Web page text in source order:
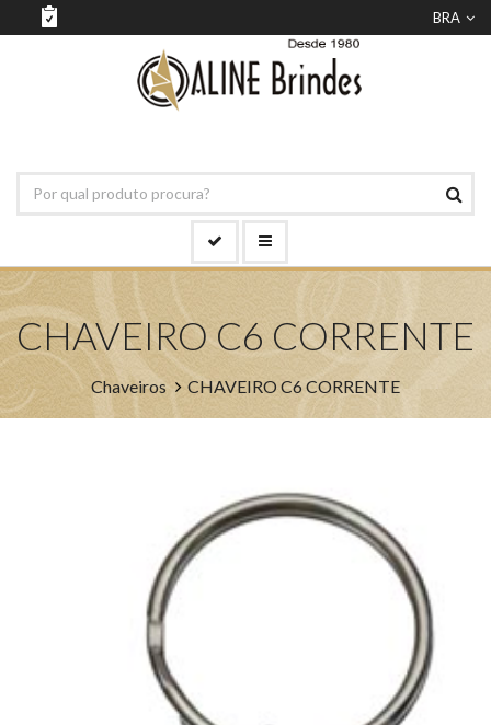
BRA
CHAVEIRO C6 CORRENTE
Chaveiros CHAVEIRO C6 CORRENTE